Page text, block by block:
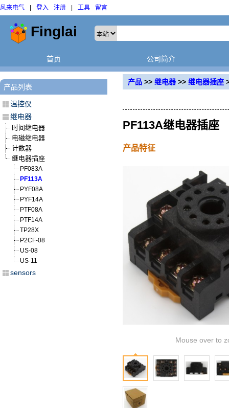
风来电气 登入 注册 工具 留言
首页 公司简介
产品 >> 继电器>> 继电器插座
PF113A继电器插座
产品特征
Mouse over to
产品列表
温控仪
继电器
时间继电器
电磁继电器
计数器
继电器插座
PF083A
PF113A
PYF08A
PYF14A
PTF08A
PTF14A
TP28X
P2CF-08
US-08
US-11
sensors